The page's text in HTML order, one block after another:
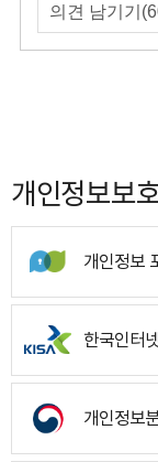
개인정보보
개인정보
한국인터
개인정보